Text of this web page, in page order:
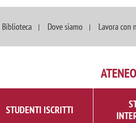
Biblioteca Dove siamo Lavora con
ATENEO
STUDENTI ISCRITTI